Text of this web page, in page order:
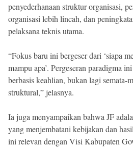
penyederhanaan struktur organisasi,
organisasi lebih lincah, dan
pelaksana teknis utama.
“Fokus baru ini bergeser dari ‘siapa
mampu apa’. Pergeseran paradigma
berbasis keahlian, bukan lagi semata-
struktural,” jelasnya.
Ia juga menyampaikan bahwa JF
yang menjembatani kebijakan dan
ini relevan dengan Visi Kabupaten